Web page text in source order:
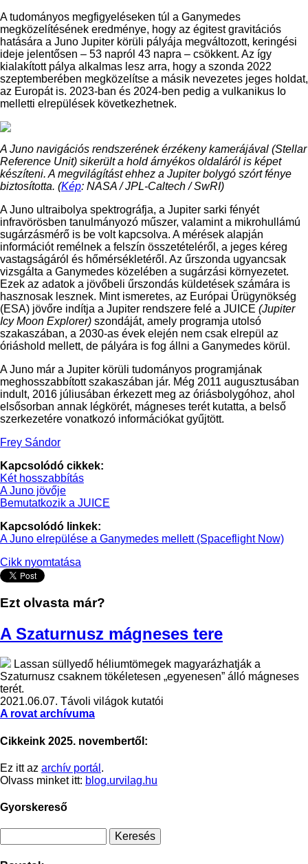
A tudományos megfigyeléseken túl a Ganymedes
megközelítésének eredménye, hogy az égitest gravitációs
hatására a Juno Jupiter körüli pályája megváltozott, keringési
ideje jelentősen – 53 napról 43 napra – csökkent. Az így
kialakított pálya alkalmas lesz arra, hogy a szonda 2022
szeptemberében megközelítse a másik nevezetes jeges holdat,
az Europát is. 2023-ban és 2024-ben pedig a vulkanikus Io
melletti elrepülések következhetnek.
A Juno navigációs rendszerének érzékeny kamerájával (Stellar
Reference Unit) sikerült a hold árnyékos oldaláról is képet
készíteni. A megvilágítást ehhez a Jupiter bolygó szórt fénye
biztosította. (Kép: NASA / JPL-Caltech / SwRI)
A Juno ultraibolya spektrográfja, a Jupiter sarki fényét
infravörösben tanulmányozó műszer, valamint a mikrohullámú
sugárzásmérő is be volt kapcsolva. A mérések alapján
információt remélnek a felszín összetételéről, a jeges kéreg
vastagságáról és hőmérsékletéről. Az űrszonda ugyancsak
vizsgálta a Ganymedes közelében a sugárzási környezetet.
Ezek az adatok a jövőbeli űrszondás küldetések számára is
hasznosak lesznek. Mint ismeretes, az Európai Űrügynökség
(ESA) jövőre indítja a Jupiter rendszere felé a JUICE (Jupiter
Icy Moon Explorer) szondáját, amely programja utolsó
szakaszában, a 2030-as évek elején nem csak elrepül az
óriáshold mellett, de pályára is fog állni a Ganymedes körül.
A Juno már a Jupiter körüli tudományos programjának
meghosszabbított szakaszában jár. Még 2011 augusztusában
indult, 2016 júliusában érkezett meg az óriásbolygóhoz, ahol
elsősorban annak légkörét, mágneses terét kutatta, a belső
szerkezetére vonatkozó információkat gyűjtött.
Frey Sándor
Kapcsolódó cikkek:
Két hosszabbítás
A Juno jövője
Bemutatkozik a JUICE
Kapcsolódó linkek:
A Juno elrepülése a Ganymedes mellett (Spaceflight Now)
Cikk nyomtatása
Ezt olvasta már?
A Szaturnusz mágneses tere
Lassan süllyedő héliumtömegek magyarázhatják a
Szaturnusz csaknem tökéletesen „egyenesen” álló mágneses
terét.
2021.06.07. Távoli világok kutatói
A rovat archívuma
Cikkeink 2025. novembertől:
Ez itt az archív portál .
Olvass minket itt: blog.urvilag.hu
Gyorskereső